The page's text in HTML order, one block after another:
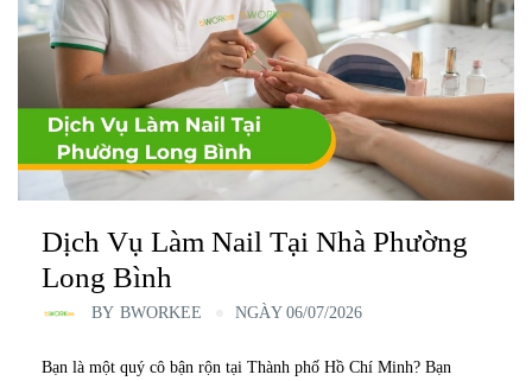
Dịch Vụ Làm Nail Tại Nhà Phường
Long Bình
BY BWORKEE NGÀY 06/07/2026
Bạn là một quý cô bận rộn tại Thành phố Hồ Chí Minh? Bạn